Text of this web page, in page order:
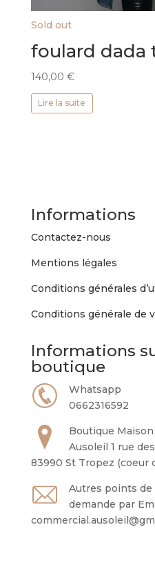
Sold out
foulard dada
140,00 €
Lire la suite
Informations
Contactez-nous
Mentions légales
Conditions générales
Conditions générale de
Informations
boutique
Whatsapp
0662316592
Boutique
Ausoleil 1 rue
83990 St Tropez (coeur
Autres points
demande par